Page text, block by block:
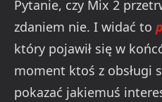
Pytanie, czy Mix 2
zdaniem nie. I widać to
który pojawił się w
moment ktoś z obsługi
pokazać jakiemuś